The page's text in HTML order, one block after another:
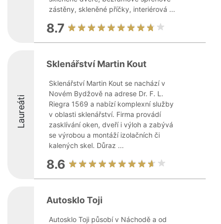
zástěny, skleněné příčky, interiérová ...
8.7
Laureáti
Sklenářství Martin Kout
Sklenářství Martin Kout se nachází v
Novém Bydžově na adrese Dr. F. L.
Riegra 1569 a nabízí komplexní služby
v oblasti sklenářství. Firma provádí
zasklívání oken, dveří i výloh a zabývá
se výrobou a montáží izolačních či
kalených skel. Důraz ...
8.6
Autosklo Toji
Autosklo Toji působí v Náchodě a od